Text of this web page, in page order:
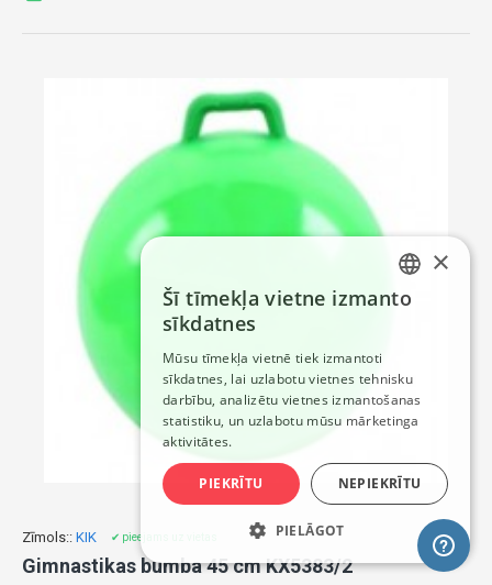
Zīmols:: KIK ✔ pieejams uz vietas
Gimnastikas bumba 45 cm KX5383/2
LATVIAN
ENGLISH
×
Šī tīmekļa vietne izmanto
sīkdatnes
Mūsu tīmekļa vietnē tiek izmantoti
sīkdatnes, lai uzlabotu vietnes tehnisku
darbību, analizētu vietnes izmantošanas
statistiku, un uzlabotu mūsu mārketinga
aktivitātes.
PIEKRĪTU NEPIEKRĪTU
PIELĀGOT